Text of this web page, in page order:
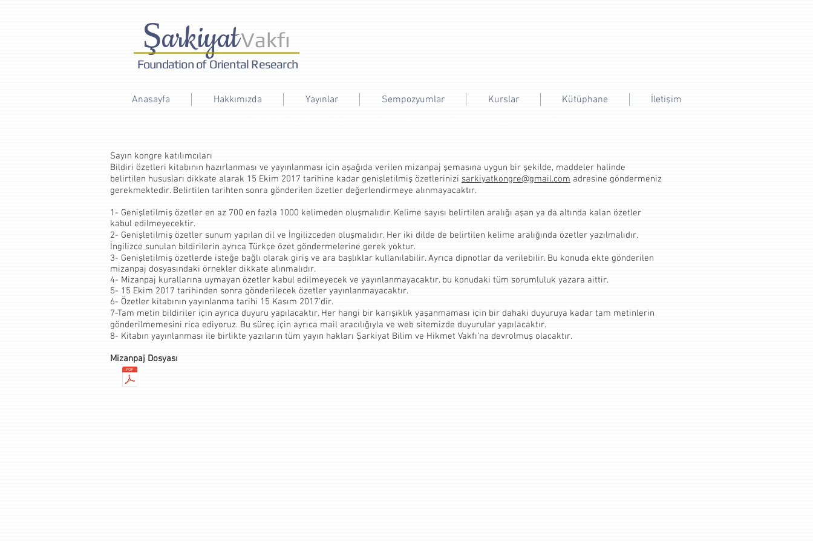
ŞarkiyatVakfı
Foundation of Oriental Research
Anasayfa Hakkımızda Yayınlar Sempozyumlar Kurslar Kütüphane İletişim
Sayın kongre katılımcıları
Bildiri özetleri kitabının hazırlanması ve yayınlanması için aşağıda verilen mizanpaj şemasına uygun bir şekilde, maddeler halinde
belirtilen hususları dikkate alarak 15 Ekim 2017 tarihine kadar genişletilmiş özetlerinizi sarkiyatkongre@gmail.com adresine göndermeniz
gerekmektedir. Belirtilen tarihten sonra gönderilen özetler değerlendirmeye alınmayacaktır.
1- Genişletilmiş özetler en az 700 en fazla 1000 kelimeden oluşmalıdır. Kelime sayısı belirtilen aralığı aşan ya da altında kalan özetler
kabul edilmeyecektir.
2- Genişletilmiş özetler sunum yapılan dil ve İngilizceden oluşmalıdır. Her iki dilde de belirtilen kelime aralığında özetler yazılmalıdır.
İngilizce sunulan bildirilerin ayrıca Türkçe özet göndermelerine gerek yoktur.
3- Genişletilmiş özetlerde isteğe bağlı olarak giriş ve ara başlıklar kullanılabilir. Ayrıca dipnotlar da verilebilir. Bu konuda ekte gönderilen
mizanpaj dosyasındaki örnekler dikkate alınmalıdır.
4- Mizanpaj kurallarına uymayan özetler kabul edilmeyecek ve yayınlanmayacaktır. bu konudaki tüm sorumluluk yazara aittir.
5- 15 Ekim 2017 tarihinden sonra gönderilecek özetler yayınlanmayacaktır.
6- Özetler kitabının yayınlanma tarihi 15 Kasım 2017’dir.
7-Tam metin bildiriler için ayrıca duyuru yapılacaktır. Her hangi bir karışıklık yaşanmaması için bir dahaki duyuruya kadar tam metinlerin
gönderilmemesini rica ediyoruz. Bu süreç için ayrıca mail aracılığıyla ve web sitemizde duyurular yapılacaktır.
8- Kitabın yayınlanması ile birlikte yazıların tüm yayın hakları Şarkiyat Bilim ve Hikmet Vakfı’na devrolmuş olacaktır.
Mizanpaj Dosyası